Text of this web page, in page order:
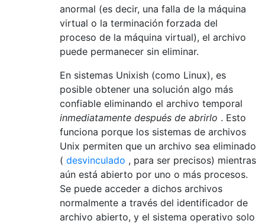
anormal (es decir, una falla de la máquina
virtual o la terminación forzada del
proceso de la máquina virtual), el archivo
puede permanecer sin eliminar.
En sistemas Unixish (como Linux), es
posible obtener una solución algo más
confiable eliminando el archivo temporal
inmediatamente después de abrirlo . Esto
funciona porque los sistemas de archivos
Unix permiten que un archivo sea eliminado
( desvinculado , para ser precisos) mientras
aún está abierto por uno o más procesos.
Se puede acceder a dichos archivos
normalmente a través del identificador de
archivo abierto, y el sistema operativo solo